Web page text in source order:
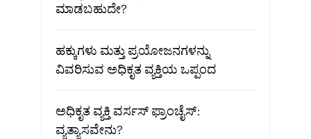
ಮಾಡಬಹುದೇ?
ಹಕ್ಕುಗಳು ಮತ್ತು ಪ್ರಯೋಜನಗಳನ್ನು
ವಿವರಿಸುವ ಅಧಿಕೃತ ವ್ಯಕ್ತಿಯ ಒಪ್ಪಂದ
ಅಧಿಕೃತ ವ್ಯಕ್ತಿ ವರ್ಸಸ್ ಫ್ರಾಂಚೈಸ್:
ವ್ಯತ್ಯಾಸವೇನು?